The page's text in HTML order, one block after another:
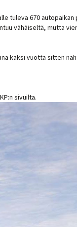
tuleva 670
vähäiseltä, mutta
kaksi vuotta sitten
sivuilta.